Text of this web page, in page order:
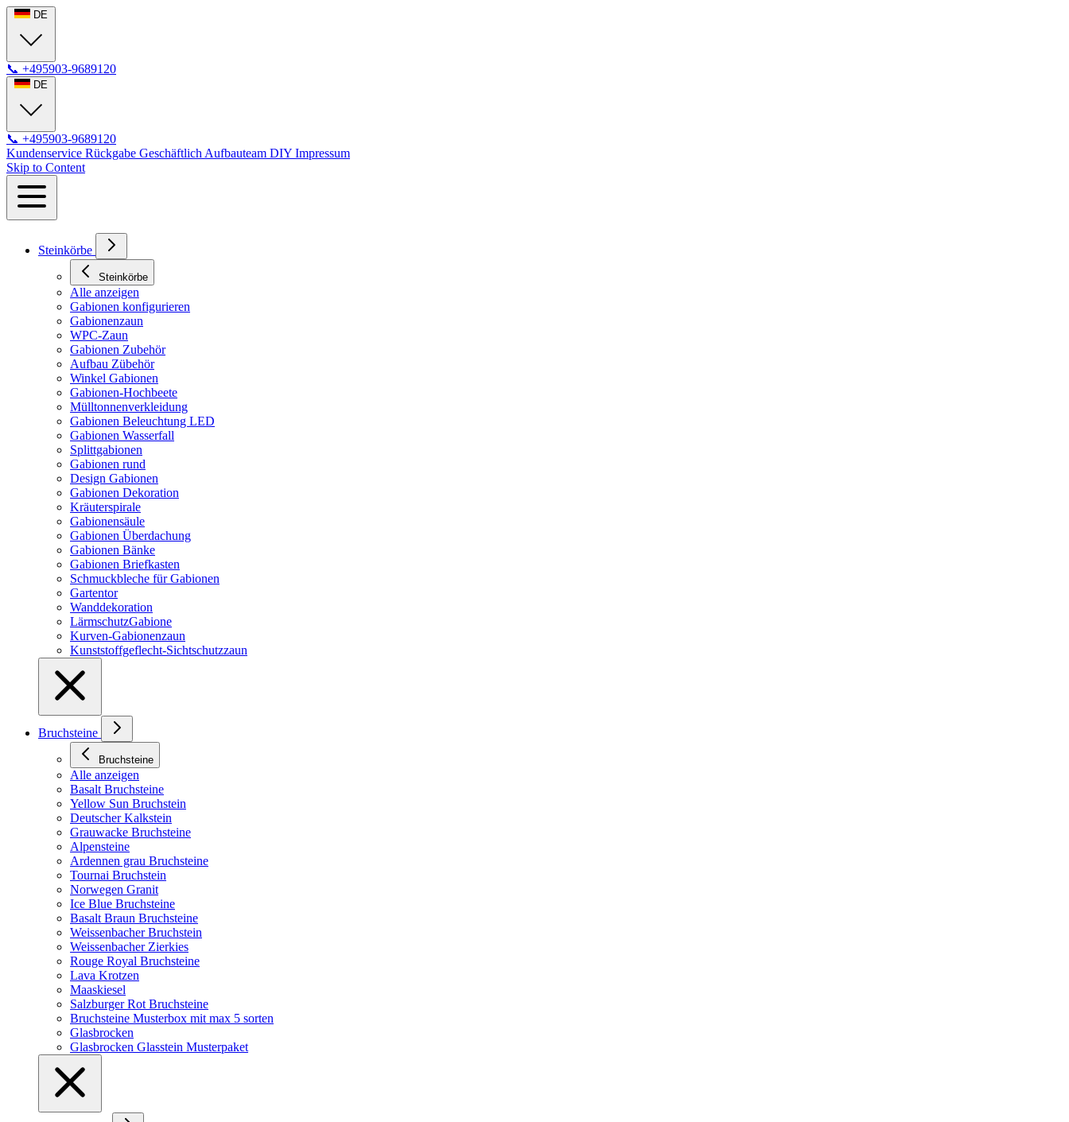
DE
📞 +495903-9689120
DE
📞 +495903-9689120
Kundenservice Rückgabe Geschäftlich Aufbauteam DIY Impressum
Skip to Content
Steinkörbe
Steinkörbe
Alle anzeigen
Gabionen konfigurieren
Gabionenzaun
WPC-Zaun
Gabionen Zubehör
Aufbau Zübehör
Winkel Gabionen
Gabionen-Hochbeete
Mülltonnenverkleidung
Gabionen Beleuchtung LED
Gabionen Wasserfall
Splittgabionen
Gabionen rund
Design Gabionen
Gabionen Dekoration
Kräuterspirale
Gabionensäule
Gabionen Überdachung
Gabionen Bänke
Gabionen Briefkasten
Schmuckbleche für Gabionen
Gartentor
Wanddekoration
LärmschutzGabione
Kurven-Gabionenzaun
Kunststoffgeflecht-Sichtschutzzaun
Bruchsteine
Bruchsteine
Alle anzeigen
Basalt Bruchsteine
Yellow Sun Bruchstein
Deutscher Kalkstein
Grauwacke Bruchsteine
Alpensteine
Ardennen grau Bruchsteine
Tournai Bruchstein
Norwegen Granit
Ice Blue Bruchsteine
Basalt Braun Bruchsteine
Weissenbacher Bruchstein
Weissenbacher Zierkies
Rouge Royal Bruchsteine
Lava Krotzen
Maaskiesel
Salzburger Rot Bruchsteine
Bruchsteine Musterbox mit max 5 sorten
Glasbrocken
Glasbrocken Glasstein Musterpaket